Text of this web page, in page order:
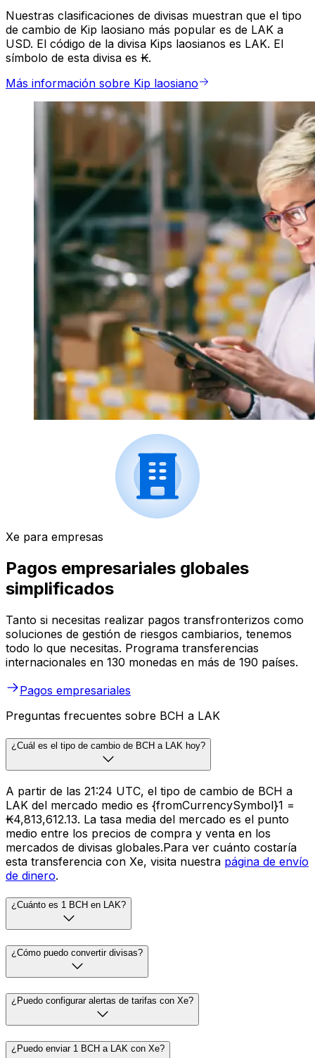
Nuestras clasificaciones de divisas muestran que el tipo
de cambio de Kip laosiano más popular es de LAK a
USD. El código de la divisa Kips laosianos es LAK. El
símbolo de esta divisa es ₭.
Más información sobre Kip laosiano
Xe para empresas
Pagos empresariales globales
simplificados
Tanto si necesitas realizar pagos transfronterizos como
soluciones de gestión de riesgos cambiarios, tenemos
todo lo que necesitas. Programa transferencias
internacionales en 130 monedas en más de 190 países.
Pagos empresariales
Preguntas frecuentes sobre BCH a LAK
¿Cuál es el tipo de cambio de BCH a LAK hoy?
A partir de las 21:24 UTC, el tipo de cambio de BCH a
LAK del mercado medio es {fromCurrencySymbol}1 =
₭4,813,612.13. La tasa media del mercado es el punto
medio entre los precios de compra y venta en los
mercados de divisas globales.Para ver cuánto costaría
esta transferencia con Xe, visita nuestra página de envío
de dinero.
¿Cuánto es 1 BCH en LAK?
¿Cómo puedo convertir divisas?
¿Puedo configurar alertas de tarifas con Xe?
¿Puedo enviar 1 BCH a LAK con Xe?